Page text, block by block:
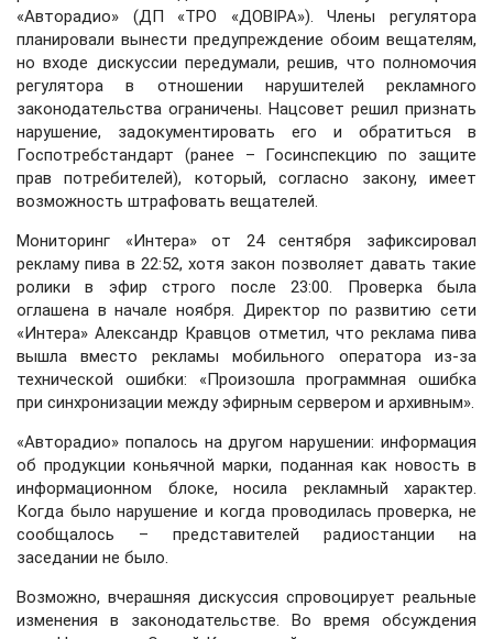
«Авторадио» (ДП «ТРО «ДОВІРА»). Члены регулятора
планировали вынести предупреждение обоим вещателям,
но входе дискуссии передумали, решив, что полномочия
регулятора в отношении нарушителей рекламного
законодательства ограничены. Нацсовет решил признать
нарушение, задокументировать его и обратиться в
Госпотребстандарт (ранее – Госинспекцию по защите
прав потребителей), который, согласно закону, имеет
возможность штрафовать вещателей.
Мониторинг «Интера» от 24 сентября зафиксировал
рекламу пива в 22:52, хотя закон позволяет давать такие
ролики в эфир строго после 23:00. Проверка была
оглашена в начале ноября. Директор по развитию сети
«Интера» Александр Кравцов отметил, что реклама пива
вышла вместо рекламы мобильного оператора из-за
технической ошибки: «Произошла программная ошибка
при синхронизации между эфирным сервером и архивным».
«Авторадио» попалось на другом нарушении: информация
об продукции коньячной марки, поданная как новость в
информационном блоке, носила рекламный характер.
Когда было нарушение и когда проводилась проверка, не
сообщалось – представителей радиостанции на
заседании не было.
Возможно, вчерашняя дискуссия спровоцирует реальные
изменения в законодательстве. Во время обсуждения